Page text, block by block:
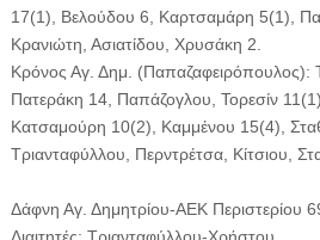
17(1), Βελούδου 6, Καρτσαμάρη 5(1),
Κρανιώτη, Ασιατίδου, Χρυσάκη 2.
Κρόνος Αγ. Δημ. (Παπαζαφειρόπουλος):
Πατεράκη 14, Παπάζογλου, Τορεσίν
Κατσαμούρη 10(2), Καμμένου 15(4),
Τριανταφύλλου, Περντρέτσα, Κίτσιου,
Δάφνη Αγ. Δημητρίου-ΑΕΚ Περιστερίου